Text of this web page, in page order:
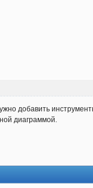
добавить
диаграммой.